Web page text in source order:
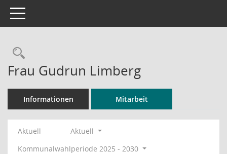
Toggle navigation
Rechercheauswahl
Frau Gudrun Limberg
Informationen Mitarbeit
Aktuell
Aktuell
Kommunalwahlperiode 2025 - 2030